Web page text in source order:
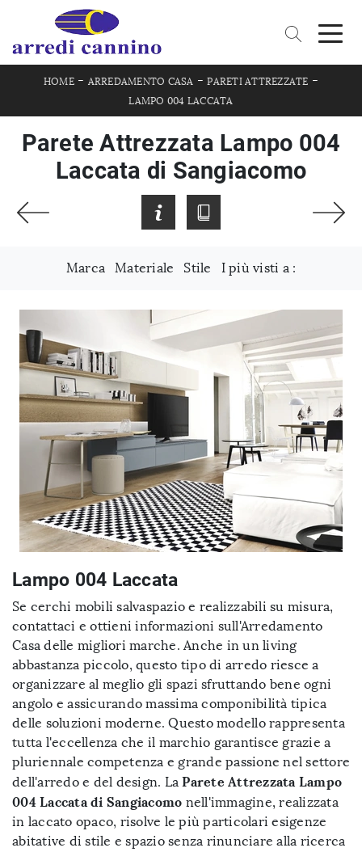
HOME- ARREDAMENTO CASA -PARETI ATTREZZATE -
LAMPO 004 LACCATA
Parete Attrezzata Lampo 004
Laccata di Sangiacomo
Marca Materiale Stile I più visti a :
Lampo 004 Laccata
Se cerchi mobili salvaspazio e realizzabili su misura,
contattaci e ottieni informazioni sull'Arredamento
Casa delle migliori marche. Anche in un living
abbastanza piccolo, questo tipo di arredo riesce a
organizzare al meglio gli spazi sfruttando bene ogni
angolo e assicurando massima componibilità tipica
delle soluzioni moderne. Questo modello rappresenta
tutta l'eccellenza che il marchio garantisce grazie a
pluriennale competenza e grande passione nel settore
dell'arredo e del design. LaParete Attrezzata Lampo
004 Laccata di Sangiacomo nell'immagine, realizzata
in laccato opaco, risolve le più particolari esigenze
abitative di stile e spazio senza rinunciare alla ricerca